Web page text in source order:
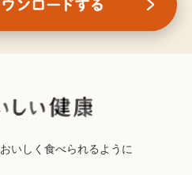
おいしく食べられるように